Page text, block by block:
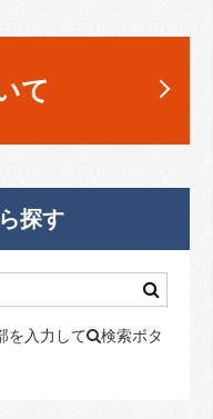
て
探す
を入力して
検索ボタ